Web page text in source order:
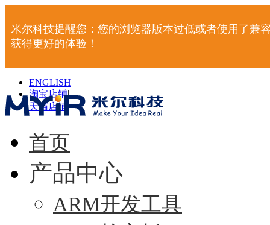
米尔科技提醒您：您的浏览器版本过低或者使用了兼
获得更好的体验！
ENGLISH
淘宝店铺|
天猫店铺 |
首页
产品中心
ARM开发工具